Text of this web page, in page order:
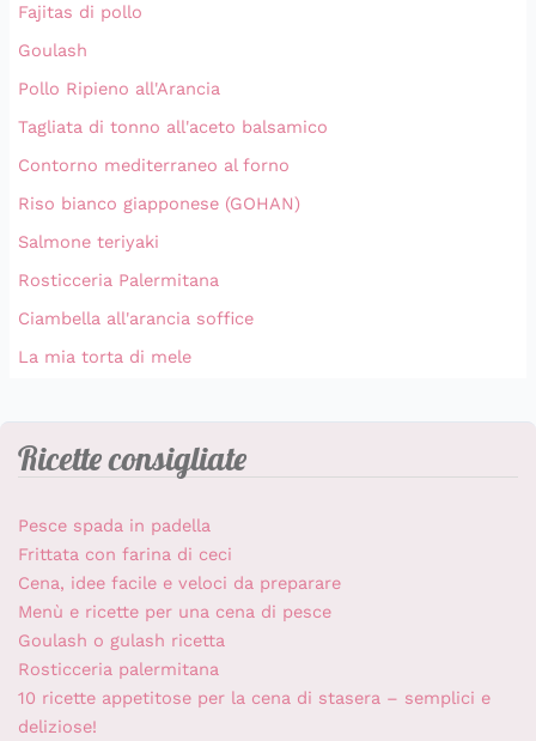
Fajitas di pollo
Goulash
Pollo Ripieno all'Arancia
Tagliata di tonno all'aceto balsamico
Contorno mediterraneo al forno
Riso bianco giapponese (GOHAN)
Salmone teriyaki
Rosticceria Palermitana
Ciambella all'arancia soffice
La mia torta di mele
Ricette consigliate
Pesce spada in padella
Frittata con farina di ceci
Cena, idee facile e veloci da preparare
Menù e ricette per una cena di pesce
Goulash o gulash ricetta
Rosticceria palermitana
10 ricette appetitose per la cena di stasera – semplici e
deliziose!